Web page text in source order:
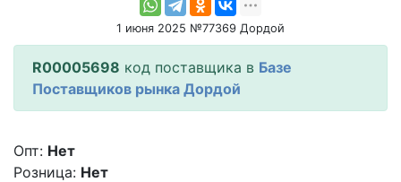
1 июня 2025 №77369 Дордой
R00005698 код поставщика в Базе
Поставщиков рынка Дордой
Опт: Нет
Розница: Нет